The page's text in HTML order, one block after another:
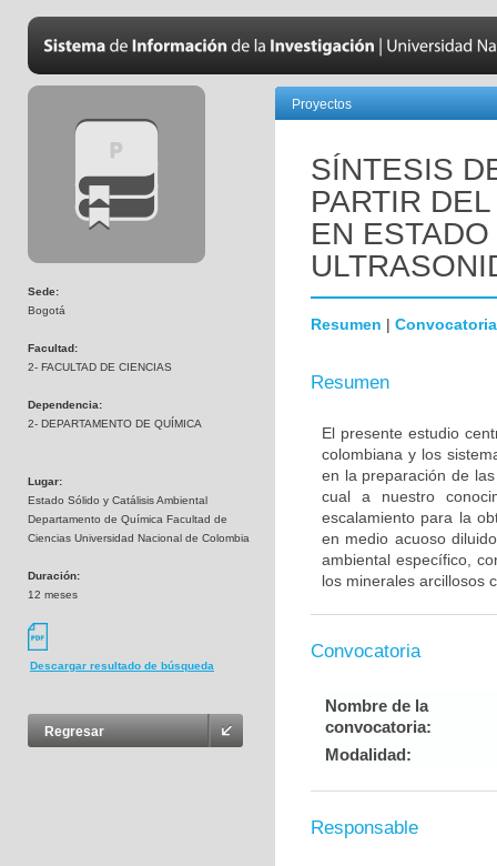
Sede:
Bogotá
Facultad:
2- FACULTAD DE CIENCIAS
Dependencia:
2- DEPARTAMENTO DE QUÍMICA
Lugar:
Estado Sólido y Catálisis Ambiental
Departamento de Química Facultad de
Ciencias Universidad Nacional de Colombia
Duración:
12 meses
Descargar resultado de búsqueda
Regresar
Proyectos
SÍNTESIS
PARTIR
EN
Resumen | Convocatoria
Resumen
El presente estudio
colombiana y los
en la preparación de
cual a nuestro
escalamiento para la
en medio acuoso
ambiental específico,
los minerales arcillosos
Convocatoria
Nombre de la
convocatoria:
Modalidad:
Responsable